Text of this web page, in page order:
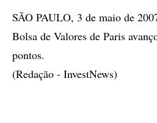
SÃO PAULO, 3 de maio de
Bolsa de Valores de Paris
pontos.
(Redação - InvestNews)